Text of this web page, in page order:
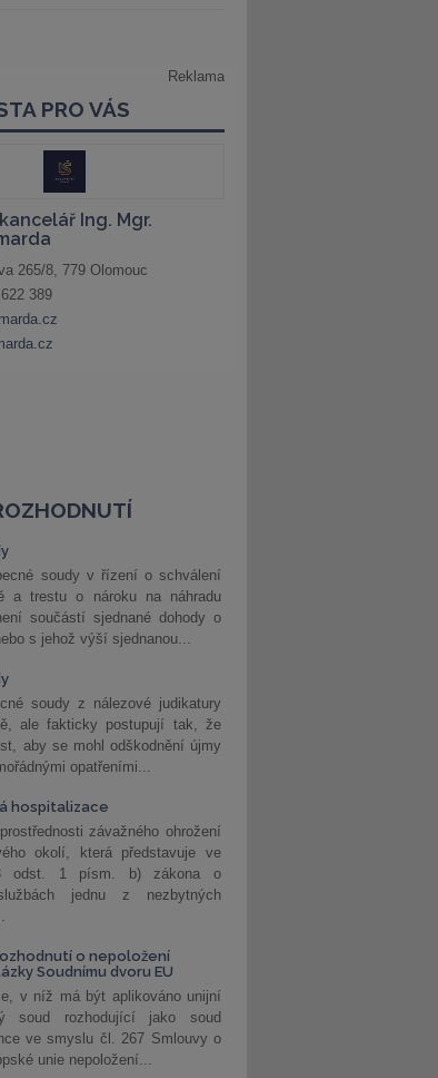
soudy v řízení o schválení
a trestu o nároku na náhradu
součástí sjednané dohody o
s jehož výší sjednanou...
soudy z nálezové judikatury
ale fakticky postupují tak, že
aby se mohl odškodnění újmy
opatřeními...
hospitalizace
závažného ohrožení
okolí, která představuje ve
odst. 1 písm. b) zákona o
jednu z nezbytných
o nepoložení
Soudnímu dvoru EU
v níž má být aplikováno unijní
soud rozhodující jako soud
ve smyslu čl. 267 Smlouvy o
unie nepoložení...